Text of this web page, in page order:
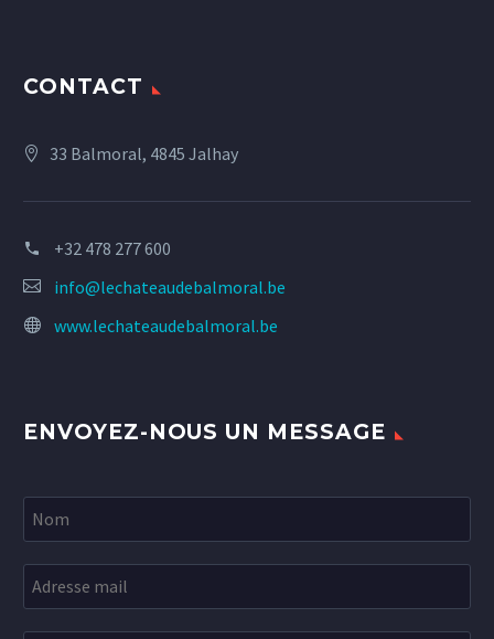
CONTACT
33 Balmoral, 4845 Jalhay
+32 478 277 600
info@lechateaudebalmoral.be
www.lechateaudebalmoral.be
ENVOYEZ-NOUS UN MESSAGE